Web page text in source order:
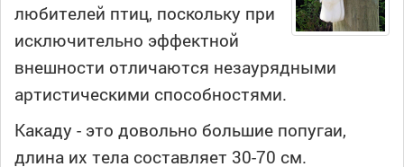
любителей птиц, поскольку при
исключительно эффектной
внешности отличаются незаурядными
артистическими способностями.
Какаду - это довольно большие попугаи,
длина их тела составляет 30-70 см.